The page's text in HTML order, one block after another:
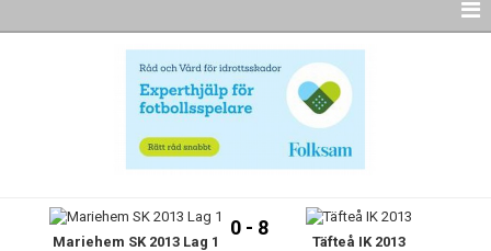
TRUPPENMariehem SK 2013 Lag 1
0 - 8
Täfteå IK 2013